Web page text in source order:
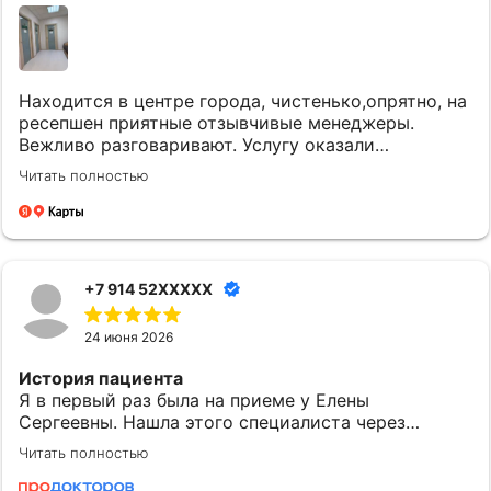
Находится в центре города, чистенько,опрятно, на
ресепшен приятные отзывчивые менеджеры.
Вежливо разговаривают. Услугу оказали
качественно и вовремя. Однозначно придем еще.
Читать полностью
+7 914 52XXXXX
24 июня 2026
История пациента
Я в первый раз была на приеме у Елены
Сергеевны. Нашла этого специалиста через
приложение МедТочка. При выборе обратила
внимание на ее профессионализм. Перед
Читать полностью